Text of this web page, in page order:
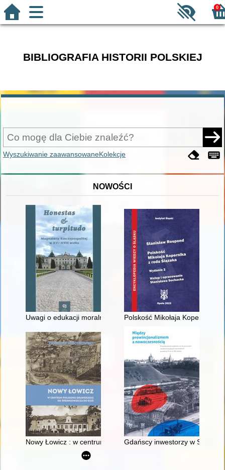
0
BIBLIOGRAFIA HISTORII POLSKIEJ
Wyszukiwanie zaawansowaneKolekcje
NOWOŚCI
Uwagi o edukacji moralnej synów szlacheckich w XVI-
Polskość Mikołaja Kopernika z
Nowy Łowicz : w centrum poligonu drawskiego od
Gdańscy inwestorzy w